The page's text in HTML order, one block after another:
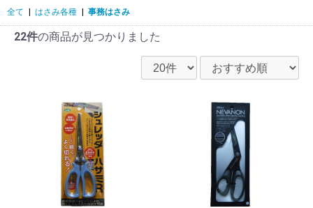
全て はさみ各種 事務はさみ
22件の商品が見つかりました